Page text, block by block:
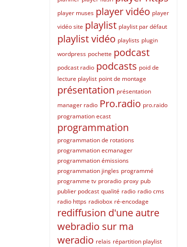
player muses player vidéo player
vidéo site playlist playlist par défaut
playlist vidéo playlists plugin
wordpress pochette podcast
podcast radio podcasts poid de
lecture playlist point de montage
présentation présentation
manager radio Pro.radio pro.raido
programation ecast
programmation
programmation de rotations
programmation ecmanager
programmation émissions
programmation jingles programmé
programme tv proradio proxy pub
publier podcast qualité radio radio cms
radio https radiobox ré-encodage
rediffusion d'une autre
webradio sur ma
weradio relais répartition playlist